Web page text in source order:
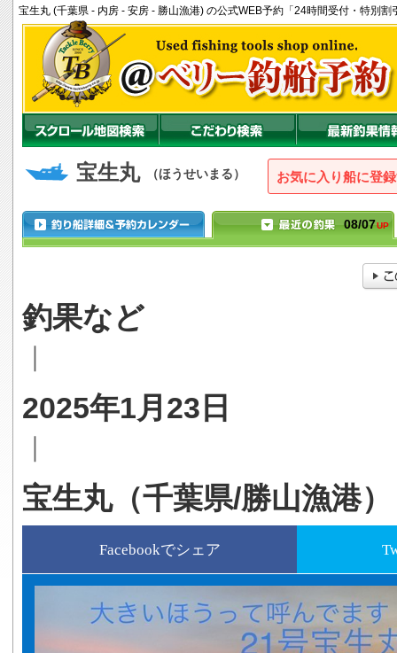
宝生丸 (千葉県 - 内房 - 安房 - 勝山漁港) の公式WEB予約「24時間受付・特別割
宝生丸 （ほうせいまる） お気に入り船に登録
08/07UP
釣果など
｜
2025年1月23日
｜
宝生丸（千葉県/勝山漁港）
Facebookでシェア